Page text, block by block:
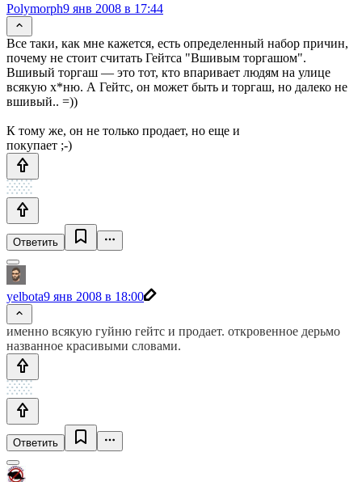
Polymorph9 янв 2008 в 17:44
Все таки, как мне кажется, есть определенный набор причин,
почему не стоит считать Гейтса "Вшивым торгашом".
Вшивый торгаш — это тот, кто впаривает людям на улице
всякую х*ню. А Гейтс, он может быть и торгаш, но далеко не
вшивый.. =))
К тому же, он не только продает, но еще и
покупает ;-)
Ответить
yelbota9 янв 2008 в 18:00
именно всякую гуйню гейтс и продает. откровенное дерьмо
названное красивыми словами.
Ответить